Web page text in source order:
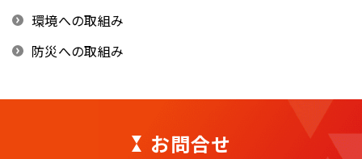
環境への取組み
防災への取組み
お問合せ